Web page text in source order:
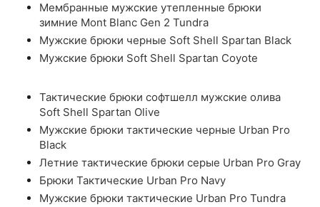
Мембранные мужские утепленные брюки
зимние Mont Blanc Gen 2 Tundra
Мужские брюки черные Soft Shell Spartan Black
Мужские брюки Soft Shell Spartan Coyote
Тактические брюки софтшелл мужские олива
Soft Shell Spartan Olive
Мужские брюки тактические черные Urban Pro
Black
Летние тактические брюки серые Urban Pro Gray
Брюки Тактические Urban Pro Navy
Мужские брюки тактические Urban Pro Tundra